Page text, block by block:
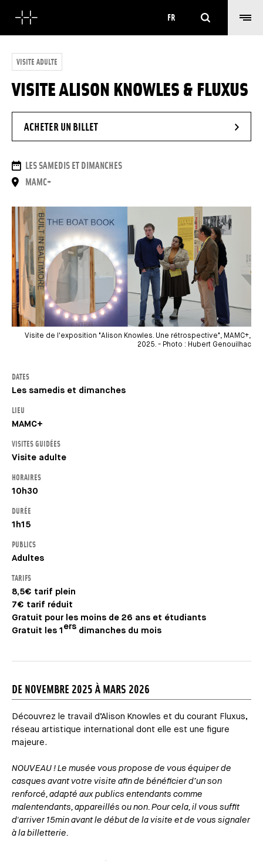
Rechercher
FR
VISITE ADULTE
VISITE ALISON KNOWLES & FLUXUS
ACHETER UN BILLET- NOUVELLE FENÊTRE
DATES
LES SAMEDIS ET DIMANCHES
LIEU
MAMC+
Visite de l'exposition "Alison Knowles. Une rétrospective", MAMC+,
2025. - Photo : Hubert Genouilhac
DATES
Les samedis et dimanches
LIEU
MAMC+
VISITES GUIDÉES
Visite adulte
HORAIRES
10h30
DURÉE
1h15
PUBLICS
Adultes
TARIFS
8,5€ tarif plein
7€ tarif réduit
Gratuit pour les moins de 26 ans et étudiants
Gratuit les 1ers dimanches du mois
DE NOVEMBRE 2025 À MARS 2026
Découvrez le travail d’Alison Knowles et du courant Fluxus,
réseau artistique international dont elle est une figure
majeure.
NOUVEAU ! Le musée vous propose de vous équiper de
casques avant votre visite afin de bénéficier d’un son
renforcé, adapté aux publics entendants comme
malentendants, appareillés ou non. Pour cela, il vous suffit
d'arriver 15min avant le début de la visite et de vous signaler
à la billetterie.